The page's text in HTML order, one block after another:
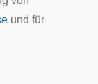
und für